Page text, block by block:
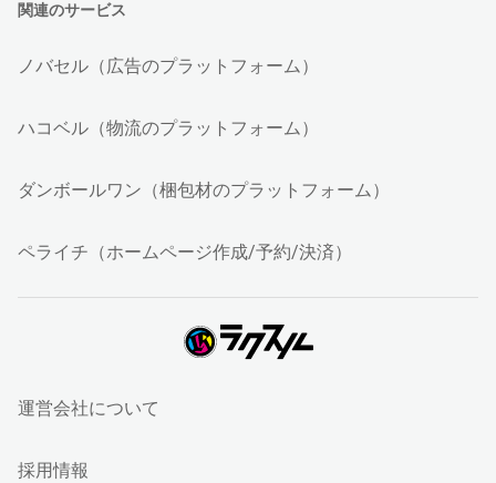
関連のサービス
ノバセル（広告のプラットフォーム）
ハコベル（物流のプラットフォーム）
ダンボールワン（梱包材のプラットフォーム）
ペライチ（ホームページ作成/予約/決済）
運営会社について
採用情報